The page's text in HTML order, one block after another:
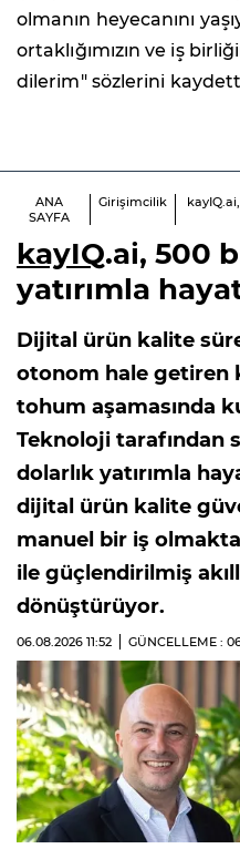
olmanın heyecanını
ortaklığımızın ve iş
dilerim" sözlerini
ANA
SAYFA
Girişimcilik
kayIQ.ai, 500
yatırımla
Dijital ürün kalite
otonom hale getiren
tohum aşamasında
Teknoloji tarafından
dolarlık yatırımla
dijital ürün kalite
manuel bir iş
ile güçlendirilmiş
dönüştürüyor.
06.08.2026 11:52 GÜNCELLEME :